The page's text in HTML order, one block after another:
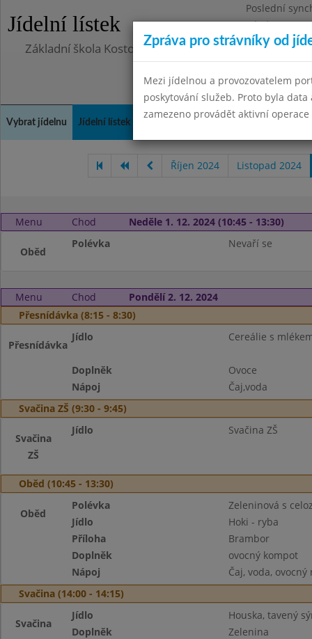
Jídelní lístek
Poslední
Pátek
Základní škola Kostomlaty nad Labem, příspěvková
Vybrat jídelnu Jídelní lístek Kontakty a informace
Říjen 2024 Listopad 2024
Menu Chod Neděle 1. 12. 2024 (10:45 - 13:30)
Oběd
Polévka Nevaří se
Menu Chod
Pondělí 2. 12. 2024
Přesnídávka (8:15 - 8:30)
Přesnídávka
Jídlo Cereálie s
Doplněk
Ovoce
Nápoj
Čaj,voda
Svačina ZŠ (9:30 - 9:45)
Svačina
ZŠ
Jídlo Svačina ZŠ
Oběd (10:45 - 13:30)
Oběd
Polévka
Zeleninová s
Jídlo
Hoki - ryba
Příloha
Brambor
Doplněk
ovocný kompot
Nápoj
Čaj, voda, ovocný
Svačina (14:00 - 14:15)
Svačina
Jídlo
Houska, tavený
Doplněk
Zelenina
Zpráva pro strávníky od
Mezi jídelnou a provozovatelem
poskytování služeb. Proto byla
zamezeno provádět aktivní